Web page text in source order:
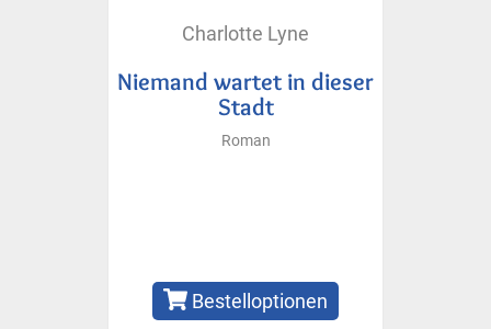
Charlotte Lyne
Niemand wartet in dieser
Stadt
Roman
Bestelloptionen